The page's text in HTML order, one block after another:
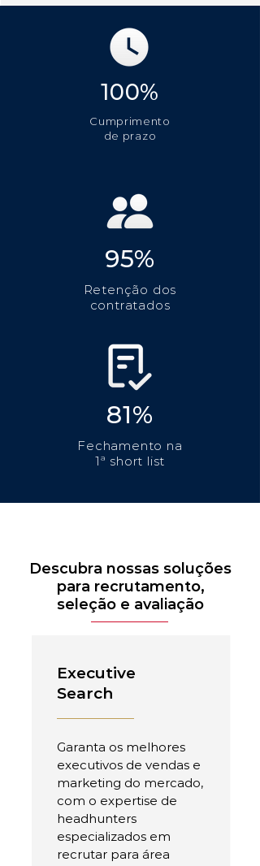
100%
Cumprimento
de prazo
95%
Retenção dos
contratados
81%
Fechamento na
1ª short list
Descubra nossas soluções
para recrutamento,
seleção e avaliação
Executive
Search
Garanta os melhores
executivos de vendas e
marketing do mercado,
com o expertise de
headhunters
especializados em
recrutar para área